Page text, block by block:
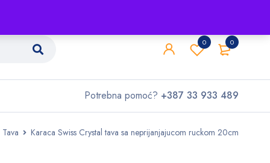
0
0
Potrebna pomoć? +387 33 933 489
Tava Karaca Swiss Crystal tava sa neprijanjajucom ruckom 20cm